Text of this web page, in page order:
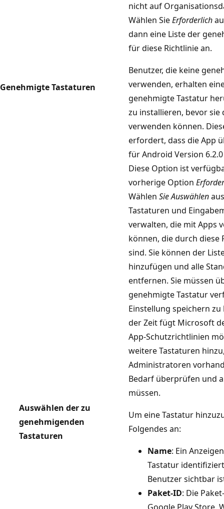
nicht auf
Genehmigte Tastaturen
Wählen SieErforderlich
dann eine Liste der
für diese Richtlinie an.
Benutzer, die keine
verwenden, erhalten
genehmigte Tastatur
zu installieren, bevor sie
verwenden können.
erfordert, dass die App
für Android Version
Auswählen der zu
genehmigenden
Tastaturen
Diese Option ist
vorherige Option
Wählen Sie Auswählen
Tastaturen und
verwalten, die mit Apps
können, die durch diese
sind. Sie können der
hinzufügen und alle
entfernen. Sie müssen
genehmigte Tastatur
Einstellung speichern
der Zeit fügt Microsoft
App-Schutzrichtlinien
weitere Tastaturen
Administratoren
Bedarf überprüfen und
müssen.
Um eine Tastatur
Folgendes an:
Name: Ein
Tastatur
Benutzer sichtbar
Paket-ID: Die
Google Play Store.